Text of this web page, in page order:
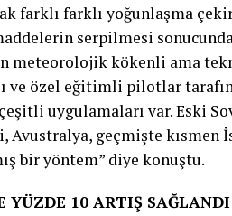
farklı farklı yoğunlaşma
serpilmesi
meteorolojik kökenli ama
ve özel eğitimli pilotlar
uygulamaları var. Eski
Avustralya, geçmişte
bir yöntem” diye konuştu.
YÜZDE 10 ARTIŞ SAĞLANDI